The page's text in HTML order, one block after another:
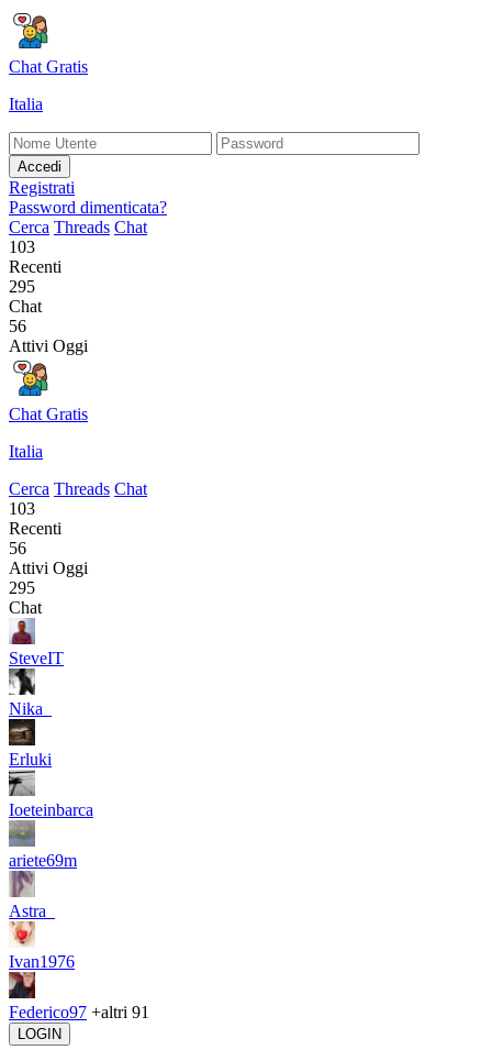
Chat Gratis
Italia
Accedi
Registrati
Password dimenticata?
Cerca Threads Chat
103
Recenti
295
Chat
56
Attivi Oggi
Chat Gratis
Italia
Cerca Threads Chat
103
Recenti
56
Attivi Oggi
295
Chat
SteveIT
Nika_
Erluki
Ioeteinbarca
ariete69m
Astra_
Ivan1976
Federico97 +altri 91
LOGIN